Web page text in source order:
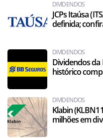
DIVIDENDOS
JCPs Itaúsa
definida;
DIVIDENDOS
Dividendos da
histórico
DIVIDENDOS
Klabin
milhões em